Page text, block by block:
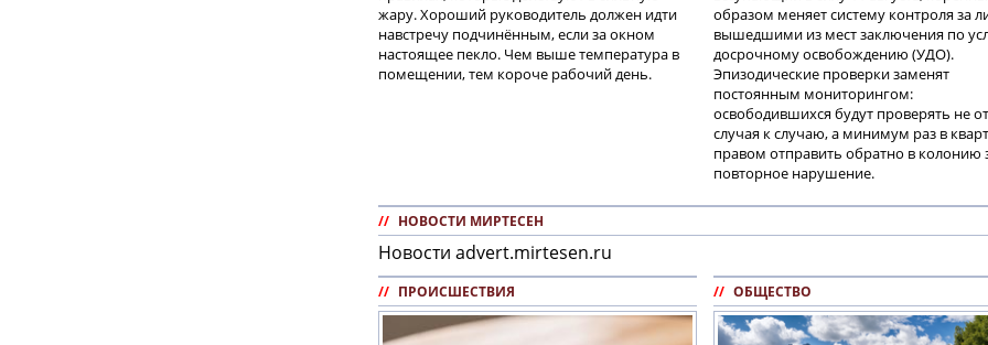
жару. Хороший руководитель должен идти
навстречу подчинённым, если за окном
настоящее пекло. Чем выше температура в
помещении, тем короче рабочий день.
образом меняет систему контроля за
вышедшими из мест заключения по
досрочному освобождению (УДО).
Эпизодические проверки заменят
постоянным мониторингом:
освободившихся будут проверять не от
случая к случаю, а минимум раз в
правом отправить обратно в колонию
повторное нарушение.
// НОВОСТИ МИРТЕСЕН
Новости advert.mirtesen.ru
// ПРОИСШЕСТВИЯ // ОБЩЕСТВО